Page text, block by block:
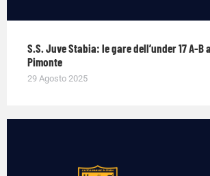
S.S. Juve Stabia: le gare dell’under 17 A-B
Pimonte
29 Agosto 2025